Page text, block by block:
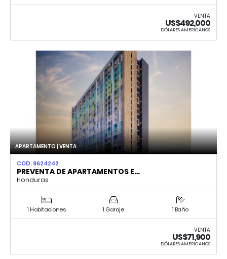
VENTA
US$492,000
DÓLARES AMERICANOS
APARTAMENTO | VENTA
COD. 9624242
PREVENTA DE APARTAMENTOS E…
Honduras
1 Habitaciones 1 Garaje 1 Baño
VENTA
US$71,900
DÓLARES AMERICANOS